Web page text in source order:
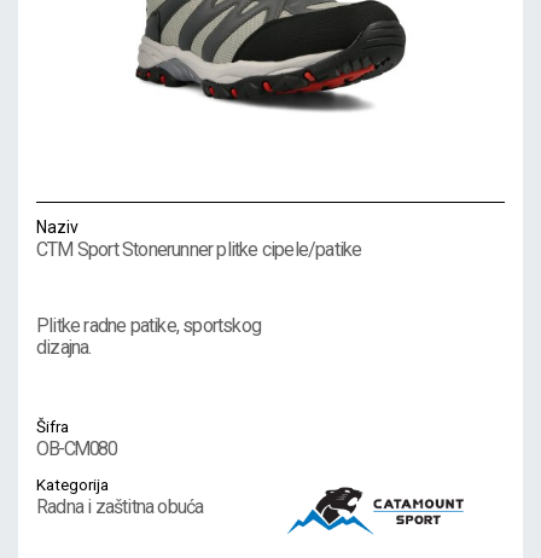
Naziv
CTM Sport Stonerunner plitke cipele/patike
Plitke radne patike, sportskog
dizajna.
Šifra
OB-CM080
Kategorija
Radna i zaštitna obuća